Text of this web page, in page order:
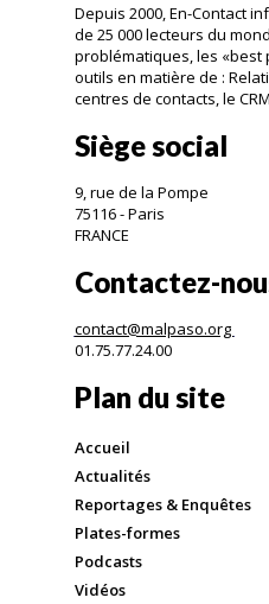
Depuis 2000, En-Contact
de 25 000 lecteurs du
problématiques, les «best
outils en matière de :
centres de contacts, le
Siège social
9, rue de la Pompe
75116 - Paris
FRANCE
Contactez-
contact@malpaso.org
01.75.77.24.00
Plan du site
Accueil
Actualités
Reportages & Enquêtes
Plates-formes
Podcasts
Vidéos